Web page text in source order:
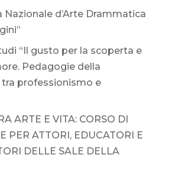
Nazionale d’Arte Drammatica
“Il gusto per la scoperta e
Pedagogie della
professionismo e
ARTE E VITA: CORSO DI
PER ATTORI, EDUCATORI E
DELLE SALE DELLA